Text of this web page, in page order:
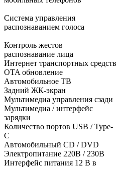
Система управления
распознаванием голоса
Контроль жестов
распознавание лица
Интернет транспортных средств
OTA обновление
Автомобильное ТВ
Задний ЖК-экран
Мультимедиа управления сзади
Мультимедиа / интерфейс
зарядки
Количество портов USB / Type-
C
Автомобильный CD / DVD
Электропитание 220В / 230В
Интерфейс питания 12 В в